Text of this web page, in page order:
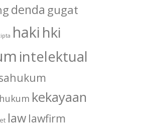
denda gugat
haki hki
intelektual
kekayaan
law lawfirm